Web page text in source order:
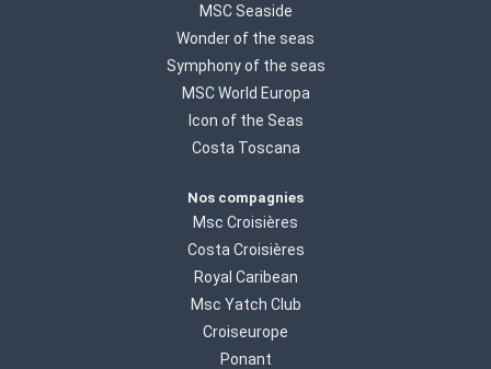
MSC Seaside
Wonder of the seas
Symphony of the seas
MSC World Europa
Icon of the Seas
Costa Toscana
Nos compagnies
Msc Croisières
Costa Croisières
Royal Caribean
Msc Yatch Club
Croiseurope
Ponant